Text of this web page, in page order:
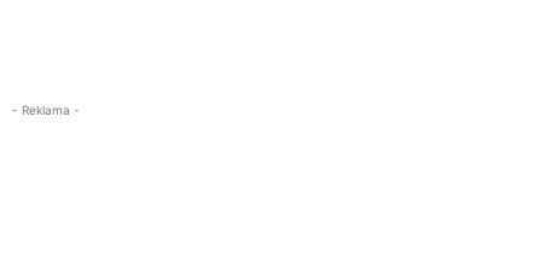
- Reklama -